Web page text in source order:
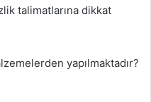
talimatlarına dikkat
yapılmaktadır?